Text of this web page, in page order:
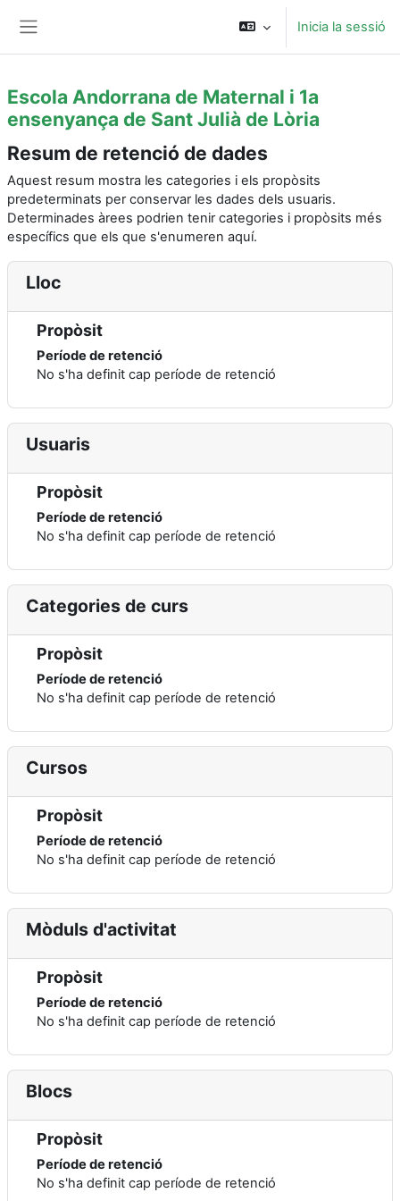
Inicia la sessió
Escola Andorrana de Maternal i 1a
ensenyança de Sant Julià de Lòria
Resum de retenció de dades
Aquest resum mostra les categories i els propòsits
predeterminats per conservar les dades dels usuaris.
Determinades àrees podrien tenir categories i propòsits més
específics que els que s'enumeren aquí.
Lloc
Propòsit
Període de retenció
No s'ha definit cap període de retenció
Usuaris
Propòsit
Període de retenció
No s'ha definit cap període de retenció
Categories de curs
Propòsit
Període de retenció
No s'ha definit cap període de retenció
Cursos
Propòsit
Període de retenció
No s'ha definit cap període de retenció
Mòduls d'activitat
Propòsit
Període de retenció
No s'ha definit cap període de retenció
Blocs
Propòsit
Període de retenció
No s'ha definit cap període de retenció